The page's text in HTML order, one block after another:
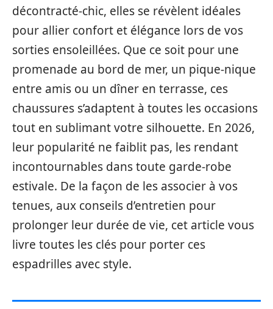
décontracté-chic, elles se révèlent idéales
pour allier confort et élégance lors de vos
sorties ensoleillées. Que ce soit pour une
promenade au bord de mer, un pique-nique
entre amis ou un dîner en terrasse, ces
chaussures s’adaptent à toutes les occasions
tout en sublimant votre silhouette. En 2026,
leur popularité ne faiblit pas, les rendant
incontournables dans toute garde-robe
estivale. De la façon de les associer à vos
tenues, aux conseils d’entretien pour
prolonger leur durée de vie, cet article vous
livre toutes les clés pour porter ces
espadrilles avec style.